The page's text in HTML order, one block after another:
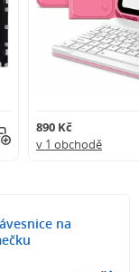
890 Kč
v 1 obchodě
na